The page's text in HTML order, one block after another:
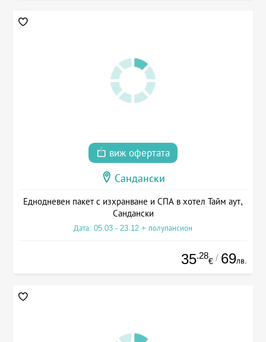
виж офертата
Сандански
Еднодневен пакет с изхранване и СПА в хотел Тайм аут,
Сандански
Дата: 05.03 - 23.12 + полупансион
35.28
€ / 69лв.